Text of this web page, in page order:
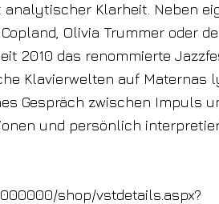
Klarheit. Neben
Olivia Trummer oder
2010 das renommierte
Klavierwelten auf Maternas
Gespräch zwischen Impuls
und persönlich
shop/vstdetails.aspx?